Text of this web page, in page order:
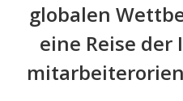
globalen
eine Reise